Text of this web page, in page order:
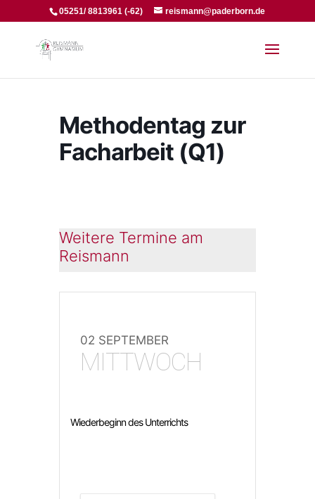
05251/ 8813961 (-62) reismann@paderborn.de
Methodentag zur
Facharbeit (Q1)
Weitere Termine am
Reismann
02 SEPTEMBER
MITTWOCH
Wiederbeginn des Unterrichts